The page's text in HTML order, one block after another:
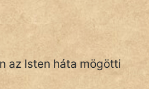
az Isten háta mögötti